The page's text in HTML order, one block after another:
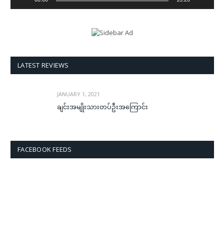
LATEST REVIEWS
JANUARY 1, 2021
ချင်းအမျိုးသားတပ်ဦးအကြောင်း
FACEBOOK FEEDS